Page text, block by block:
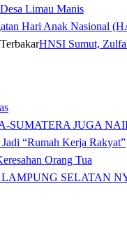
Limau Manis
Hari Anak Nasional
HNSI Sumut,
SUMATERA JUGA
“Rumah Kerja Rakyat”
Orang Tua
SELATAN